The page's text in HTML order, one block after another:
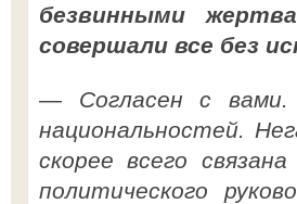
безвинными
совершали все без
— Согласен с вами.
национальностей.
скорее всего
политического